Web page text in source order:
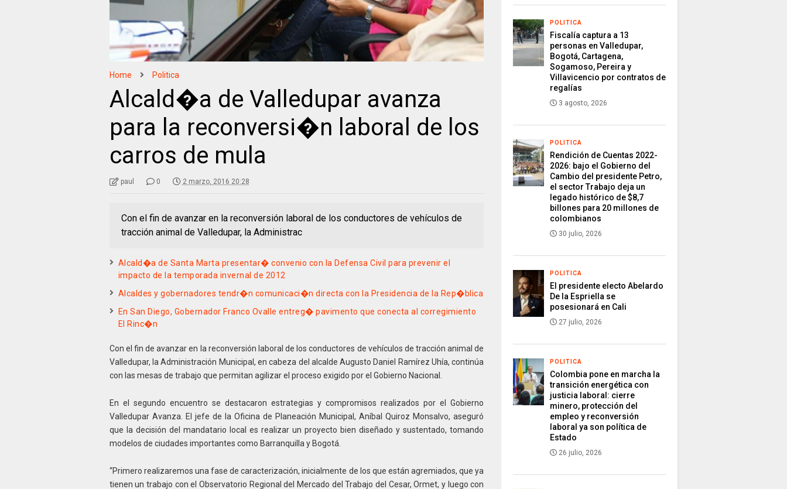
Home Politica
Alcald�a de Valledupar avanza
para la reconversi�n laboral de los
carros de mula
paul 0 2 marzo, 2016 20:28
Con el fin de avanzar en la reconversión laboral de los conductores de vehículos de
tracción animal de Valledupar, la Administrac
Alcald�a de Santa Marta presentar� convenio con la Defensa Civil para prevenir el
impacto de la temporada invernal de 2012
Alcaldes y gobernadores tendr�n comunicaci�n directa con la Presidencia de la Rep�blica
En San Diego, Gobernador Franco Ovalle entreg� pavimento que conecta al corregimiento
El Rinc�n
Con el fin de avanzar en la reconversión laboral de los conductores de vehículos de tracción animal de
Valledupar, la Administración Municipal, en cabeza del alcalde Augusto Daniel Ramírez Uhía, continúa
con las mesas de trabajo que permitan agilizar el proceso exigido por el Gobierno Nacional.
En el segundo encuentro se destacaron estrategias y compromisos realizados por el Gobierno
Valledupar Avanza. El jefe de la Oficina de Planeación Municipal, Aníbal Quiroz Monsalvo, aseguró
que la decisión del mandatario local es realizar un proyecto bien diseñado y sustentado, tomando
modelos de ciudades importantes como Barranquilla y Bogotá.
“Primero realizaremos una fase de caracterización, inicialmente de los que están agremiados, que ya
tienen un trabajo con el Observatorio Regional del Mercado del Trabajo del Cesar, Ormet, y luego con
POLITICA
Fiscalía captura a 13
personas en Valledupar,
Bogotá, Cartagena,
Sogamoso, Pereira y
Villavicencio por contratos de
regalías
3 agosto, 2026
POLITICA
Rendición de Cuentas 2022-
2026: bajo el Gobierno del
Cambio del presidente Petro,
el sector Trabajo deja un
legado histórico de $8,7
billones para 20 millones de
colombianos
30 julio, 2026
POLITICA
El presidente electo Abelardo
De la Espriella se
posesionará en Cali
27 julio, 2026
POLITICA
Colombia pone en marcha la
transición energética con
justicia laboral: cierre
minero, protección del
empleo y reconversión
laboral ya son política de
Estado
26 julio, 2026